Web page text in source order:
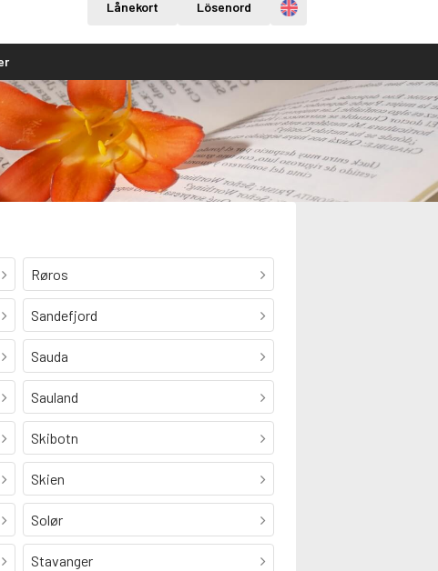
Lånekort Lösenord Engelska
Røros
Sandefjord
Sauda
Sauland
Skibotn
Skien
Solør
Stavanger